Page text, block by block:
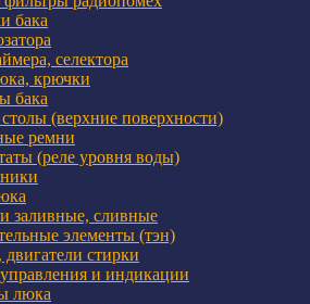
бака
селектора
крючки
бака
(верхние поверхности)
ремни
(реле уровня воды)
заливные, сливные
элементы (тэн)
стирки
и индикации
люка